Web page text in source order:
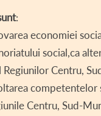
VÂNZARE
:
economiei
social,ca
Centru,
Centru, Sud-